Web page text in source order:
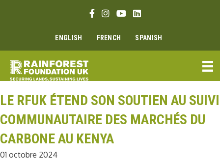
Lien Facebook
Lien Instagram
Lien Youtube
Linkedin link
ENGLISH FRENCH SPANISH
LE RFUK ÉTEND SON SOUTIEN AU SUIVI
COMMUNAUTAIRE DES MARCHÉS DU
CARBONE AU KENYA
01 octobre 2024